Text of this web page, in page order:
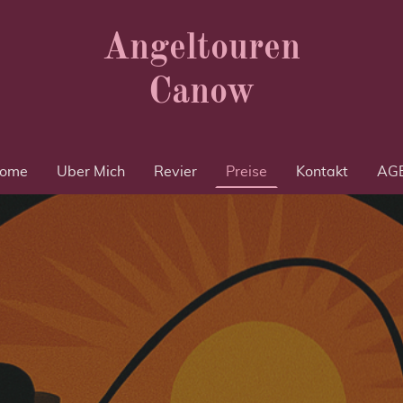
Angeltouren
Canow
Über Mich Revier Preise Kontakt